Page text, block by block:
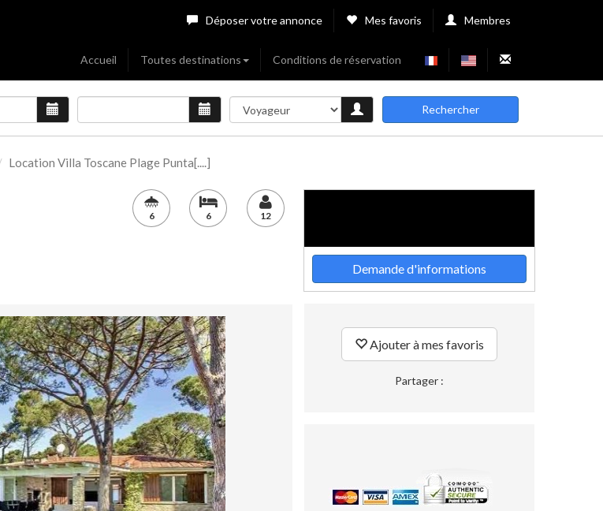
Déposer votre annonce Mes favoris Membres
Accueil Toutes destinations Conditions de réservation
Rechercher
Location Villa Toscane Plage Punta[....]
6 6 12
Demande d'informations
Ajouter à mes favoris
Partager :